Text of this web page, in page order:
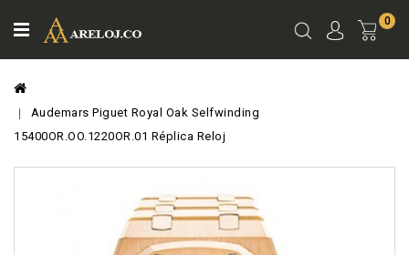
0
Audemars Piguet Royal Oak Selfwinding
15400OR.OO.1220OR.01 Réplica Reloj